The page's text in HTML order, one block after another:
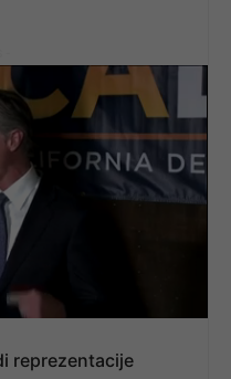
reprezentacije